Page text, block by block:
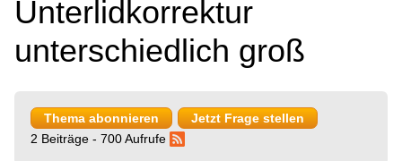
Unterlidkorrektur
unterschiedlich groß
Thema abonnieren
Jetzt Frage stellen
2 Beiträge - 700 Aufrufe